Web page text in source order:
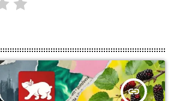
insert_link